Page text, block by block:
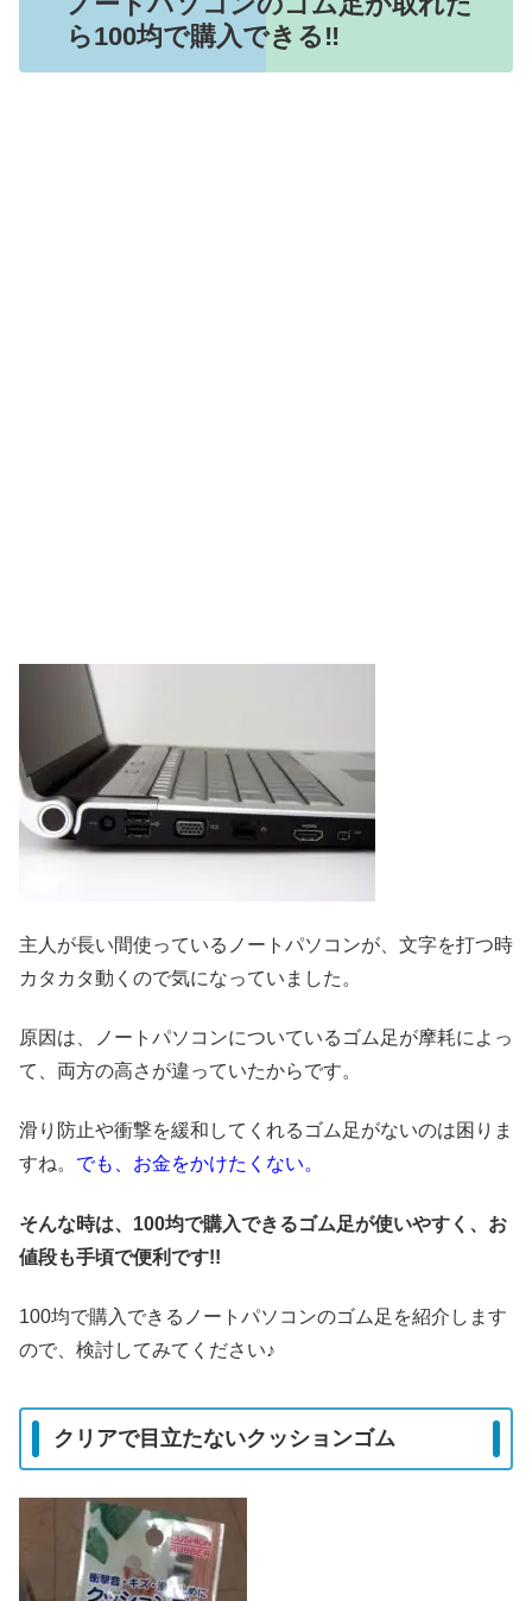
ら100均で購入できる‼
主人が長い間使っているノートパソコンが、文字を打つ時
カタカタ動くので気になっていました。
原因は、ノートパソコンについているゴム足が摩耗によっ
て、両方の高さが違っていたからです。
滑り防止や衝撃を緩和してくれるゴム足がないのは困りま
すね。 でも、お金をかけたくない。
そんな時は、100均で購入できるゴム足が使いやすく、お
値段も手頃で便利です!!
100均で購入できるノートパソコンのゴム足を紹介します
ので、検討してみてください♪
クリアで目立たないクッションゴム